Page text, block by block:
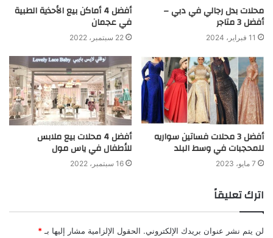
محلات بدل رجالي في دبي –
أفضل 3 متاجر
11 فبراير، 2024
أفضل 4 أماكن بيع الأحذية الطبية
في عجمان
22 سبتمبر، 2022
أفضل 3 محلات فساتين سواريه
للمحجبات في وسط البلد
7 مايو، 2023
أفضل 4 محلات بيع ملابس
للأطفال في ياس مول
16 سبتمبر، 2022
اترك تعليقاً
لن يتم نشر عنوان بريدك الإلكتروني. الحقول الإلزامية مشار إليها بـ *